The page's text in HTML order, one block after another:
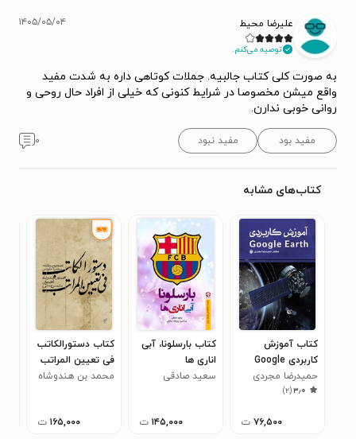
علیرضا محیط
توصیه می‌کنم.
۱۴۰۵/۰۵/۰۴
به صورت کلی کتاب جالبیه. جملات کوتاهی داره به شدت مفید
واقع میشن مخصوصا در شرایط کنونی که خیلی از افراد حال روحی و
روانی خوبی ندارن.
مفید بود مفید نبود ۰
کتاب‌های مشابه
کتاب آموزش
کاربردی Google
Earth
حمیدرضا مجردی
۳٫۰(۲)
۷۶,۵۰۰ ت
کتاب بارسلونا، آبی
اناری ها
سعید صادقی
۱۴۵,۰۰۰ ت
کتاب دستورالکاتب
فی تعیین المراتب
محمد بن هندوشاه
۱۶۵,۰۰۰ ت